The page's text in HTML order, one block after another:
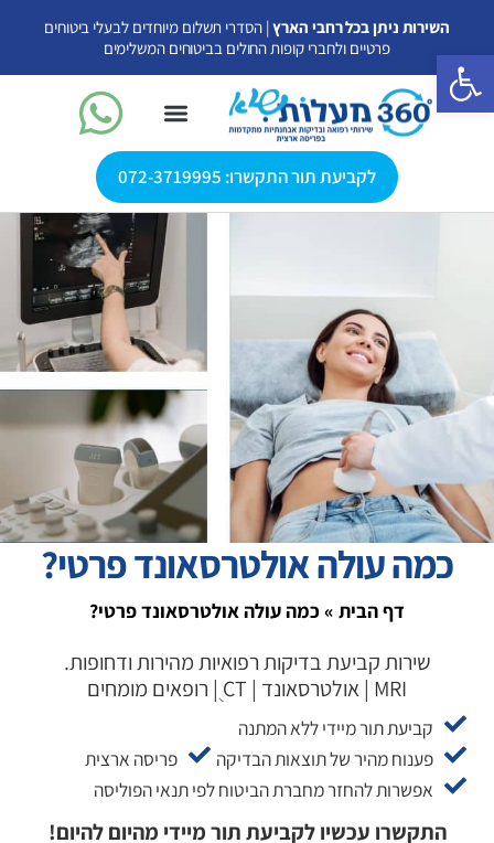
השירות ניתן בכל רחבי הארץ| הסדרי תשלום מיוחדים לבעלי ביטוחים
פרטיים ולחברי קופות החולים בביטוחים המשלימים
לקביעת תור התקשרו: 072-3719995
כמה עולה אולטרסאונד פרטי?
דף הבית » כמה עולה אולטרסאונד פרטי?
שירות קביעת בדיקות רפואיות מהירות ודחופות.
MRI | אולטרסאונד | CT ֻ| רופאים מומחים
קביעת תור מיידי ללא המתנה
פענוח מהיר של תוצאות הבדיקה
פריסה ארצית
אפשרות להחזר מחברת הביטוח לפי תנאי הפוליסה
התקשרו עכשיו לקביעת תור מיידי מהיום להיום!
פתח סרגל נגישות